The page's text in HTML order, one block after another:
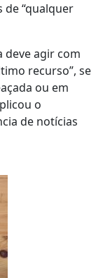
“qualquer
deve agir com
recurso”, se
ou em
o
de notícias